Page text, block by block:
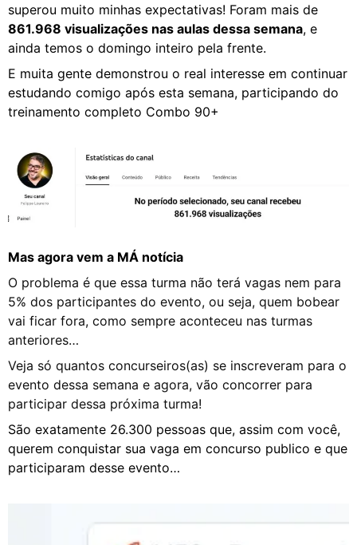
superou muito minhas expectativas! Foram mais de
861.968 visualizações nas aulas dessa semana, e
ainda temos o domingo inteiro pela frente.
E muita gente demonstrou o real interesse em continuar
estudando comigo após esta semana, participando do
treinamento completo Combo 90+
Mas agora vem a MÁ notícia
O problema é que essa turma não terá vagas nem para
5% dos participantes do evento, ou seja, quem bobear
vai ficar fora, como sempre aconteceu nas turmas
anteriores…
Veja só quantos concurseiros(as) se inscreveram para o
evento dessa semana e agora, vão concorrer para
participar dessa próxima turma!
São exatamente 26.300 pessoas que, assim com você,
querem conquistar sua vaga em concurso publico e que
participaram desse evento…